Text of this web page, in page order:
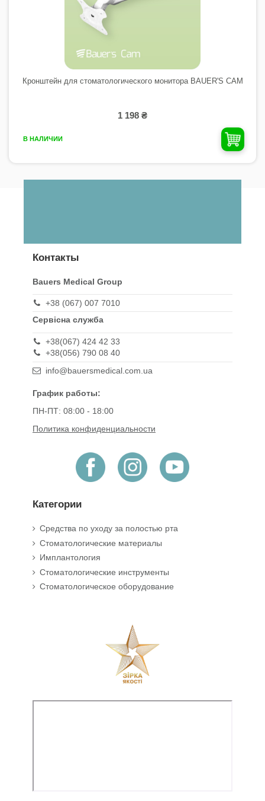
Кронштейн для стоматологического монитора BAUER'S CAM
1 198 ₴
В НАЛИЧИИ
Контакты
Bauers Medical Group
+38 (067) 007 7010
Сервісна служба
+38(067) 424 42 33
+38(056) 790 08 40
info@bauersmedical.com.ua
График работы:
ПН-ПТ: 08:00 - 18:00
Политика конфиденциальности
Категории
Средства по уходу за полостью рта
Стоматологические материалы
Имплантология
Стоматологические инструменты
Стоматологическое оборудование